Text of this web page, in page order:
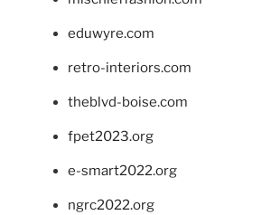
eduwyre.com
retro-interiors.com
theblvd-boise.com
fpet2023.org
e-smart2022.org
ngrc2022.org